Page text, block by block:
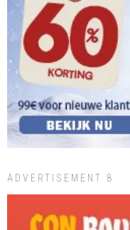
ADVERTISEMENT 8